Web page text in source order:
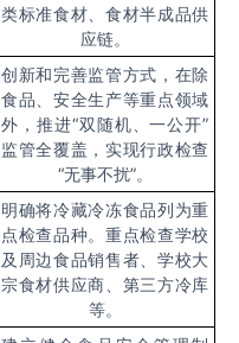
类标准食材、食材半成品供
应链。
创新和完善监管方式，在除
食品、安全生产等重点领域
外，推进“双随机、一公开”
监管全覆盖，实现行政检查
“无事不扰”。
明确将冷藏冷冻食品列为重
点检查品种。重点检查学校
及周边食品销售者、学校大
宗食材供应商、第三方冷库
等。